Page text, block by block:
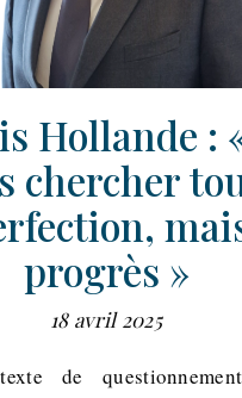
Hollande :
chercher
progrès »
18 avril 2025